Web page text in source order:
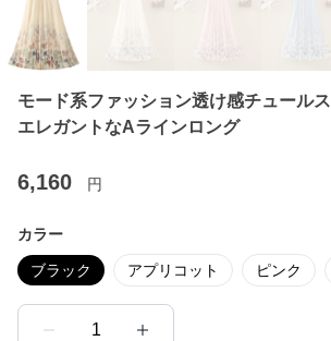
モード系ファッション透け感チュール
エレガントなAラインロング
6,160 円
カラー
ブラック アプリコット ピンク
1